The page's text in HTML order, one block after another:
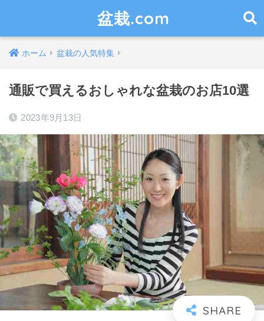
盆栽.com
ホーム 盆栽の人気特集
通販で買えるおしゃれな盆栽のお店10選
2023年9月13日